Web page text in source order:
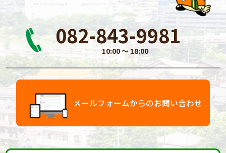
082-843-9981
10:00 〜 18:00
メールフォームからのお問い合わせ